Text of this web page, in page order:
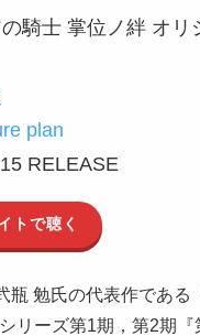
騎士 掌位ノ絆 オリ
plan
RELEASE
トで聴く
瓶 勉氏の代表作である
リーズ第1期，第2期